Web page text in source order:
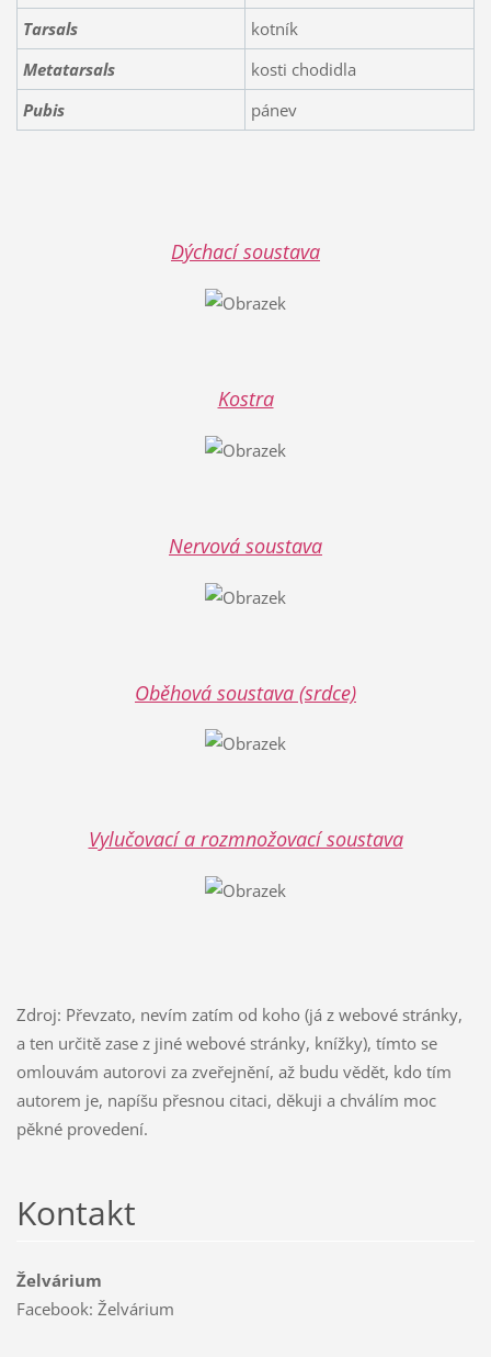
Tarsals
kotník
Metatarsals
kosti chodidla
Pubis
pánev
Dýchací soustava
Kostra
Nervová soustava
Oběhová soustava (srdce)
Vylučovací a rozmnožovací soustava
Zdroj: Převzato, nevím zatím od koho (já z webové stránky,
a ten určitě zase z jiné webové stránky, knížky), tímto se
omlouvám autorovi za zveřejnění, až budu vědět, kdo tím
autorem je, napíšu přesnou citaci, děkuji a chválím moc
pěkné provedení.
Kontakt
Želvárium
Facebook: Želvárium